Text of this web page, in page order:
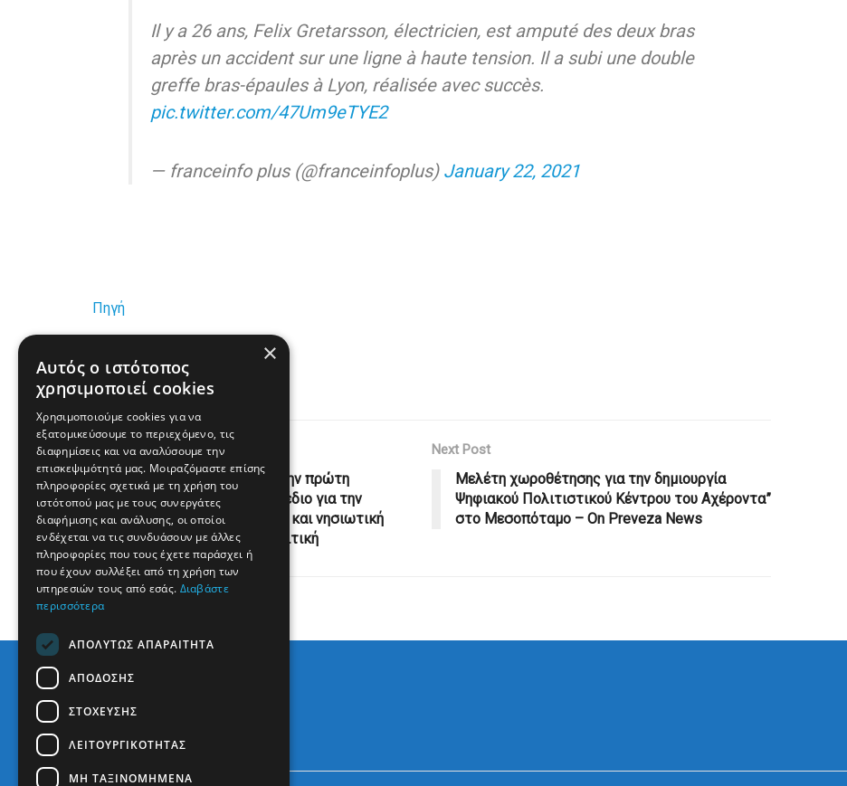
Il y a 26 ans, Felix Gretarsson, électricien, est amputé des deux bras
après un accident sur une ligne à haute tension. Il a subi une double
greffe bras-épaules à Lyon, réalisée avec succès.
pic.twitter.com/47Um9eTYE2
— franceinfo plus (@franceinfoplus) January 22, 2021
Πηγή
Previous Post
Βουλή: Υπερψηφίστηκε στην πρώτη
ανάγνωσή του, το νομοσχέδιο για την
«ολοκληρωμένη θαλάσσια και νησιωτική
πολιτική» | ενότητες, πολιτική
Next Post
Μελέτη χωροθέτησης για την δημιουργία
Ψηφιακού Πολιτιστικού Κέντρου του Αχέροντα”
στο Μεσοπόταμο – On Preveza News
×
Αυτός ο ιστότοπος
χρησιμοποιεί cookies
Χρησιμοποιούμε cookies για να
εξατομικεύσουμε το περιεχόμενο, τις
διαφημίσεις και να αναλύσουμε την
επισκεψιμότητά μας. Μοιραζόμαστε επίσης
πληροφορίες σχετικά με τη χρήση του
ιστότοπού μας με τους συνεργάτες
διαφήμισης και ανάλυσης, οι οποίοι
ενδέχεται να τις συνδυάσουν με άλλες
πληροφορίες που τους έχετε παράσχει ή
που έχουν συλλέξει από τη χρήση των
υπηρεσιών τους από εσάς. Διαβάστε
περισσότερα
ΑΠΟΛΎΤΩΣ ΑΠΑΡΑΊΤΗΤΑ
ΑΠΌΔΟΣΗΣ
ΣΤΌΧΕΥΣΗΣ
ΛΕΙΤΟΥΡΓΙΚΌΤΗΤΑΣ
ΜΗ ΤΑΞΙΝΟΜΗΜΈΝΑ